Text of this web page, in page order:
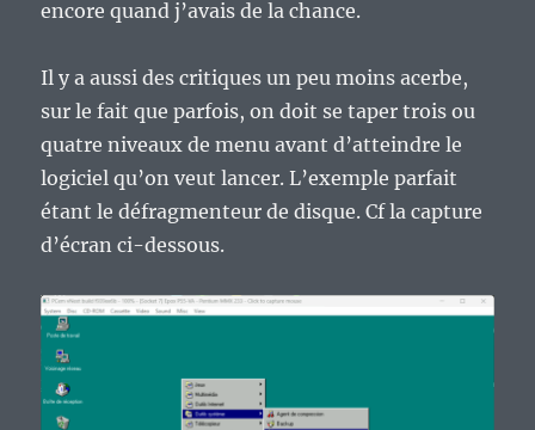
encore quand j’avais de la chance.
Il y a aussi des critiques un peu moins acerbe,
sur le fait que parfois, on doit se taper trois ou
quatre niveaux de menu avant d’atteindre le
logiciel qu’on veut lancer. L’exemple parfait
étant le défragmenteur de disque. Cf la capture
d’écran ci-dessous.